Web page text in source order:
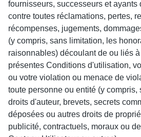
fournisseurs, successeurs et ayants
contre toutes réclamations, pertes,
récompenses, jugements,
(y compris, sans limitation, les
raisonnables) découlant de ou liés
présentes Conditions d'utilisation,
ou votre violation ou menace de
toute personne ou entité (y compris,
droits d'auteur, brevets, secrets
déposées ou autres droits de
publicité, contractuels, moraux ou